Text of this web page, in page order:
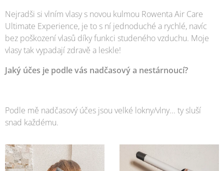
Nejradši si vlním vlasy s novou kulmou Rowenta Air Care
Ultimate Experience, je to s ní jednoduché a rychlé, navíc
bez poškození vlasů díky funkci studeného vzduchu. Moje
vlasy tak vypadají zdravě a leskle!
Jaký účes je podle vás nadčasový a nestárnoucí?
Podle mě nadčasový účes jsou velké lokny/vlny... ty sluší
snad každému.